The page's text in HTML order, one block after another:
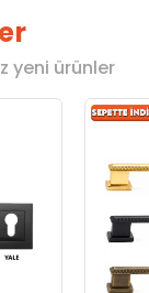
yeni ürünler